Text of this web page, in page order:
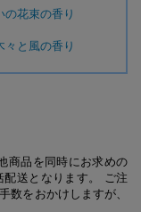
花束の香り
と風の香り
商品を同時にお求めの
送となります。 ご注
数をおかけしますが、